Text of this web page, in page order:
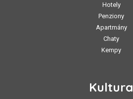
Hotely
Penziony
Apartmány
Chaty
Kempy
Kultura